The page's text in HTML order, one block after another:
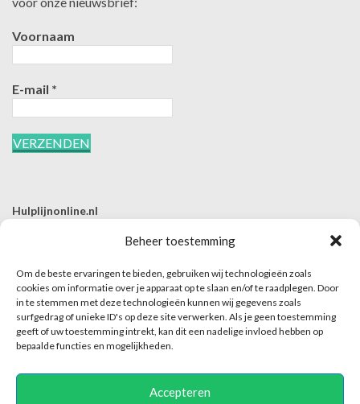
Beheer toestemming
Om de beste ervaringen te bieden, gebruiken wij technologieën zoals
cookies om informatie over je apparaat op te slaan en/of te raadplegen. Door
in te stemmen met deze technologieën kunnen wij gegevens zoals
surfgedrag of unieke ID's op deze site verwerken. Als je geen toestemming
geeft of uw toestemming intrekt, kan dit een nadelige invloed hebben op
bepaalde functies en mogelijkheden.
Accepteren
Voornaam
E-mail *
Hulplijnonline.nl
E | info@hulplijnonline.nl
Contactformulier
Over Hulplijnonline.nl
Het team van Hulplijnonline.nl